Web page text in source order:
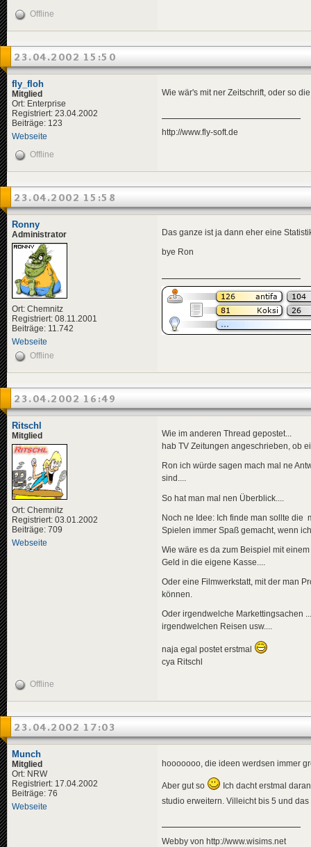
Offline
23.04.2002 15:50
fly_floh
Mitglied
Ort: Enterprise
Registriert: 23.04.2002
Beiträge: 123
Webseite
Wie wär's mit ner Zeitschrift, oder so
http://www.fly-soft.de
Offline
23.04.2002 15:58
Ronny
Administrator
Ort: Chemnitz
Registriert: 08.11.2001
Beiträge: 11.742
Webseite
Das ganze ist ja dann eher eine
bye Ron
Offline
23.04.2002 16:49
Ritschl
Mitglied
Ort: Chemnitz
Registriert: 03.01.2002
Beiträge: 709
Webseite
Wie im anderen Thread gepostet...
hab TV Zeitungen angeschrieben, ob
Ron ich würde sagen mach mal ne
sind....
So hat man mal nen Überblick....
Noch ne Idee: Ich finde man sollte die
Spielen immer Spaß gemacht, wenn
Wie wäre es da zum Beispiel mit
Geld in die eigene Kasse....
Oder eine Filmwerkstatt, mit der man
können.
Oder irgendwelche Markettingsachen
irgendwelchen Reisen usw....
naja egal postet erstmal
cya Ritschl
Offline
23.04.2002 17:03
Munch
Mitglied
Ort: NRW
Registriert: 17.04.2002
Beiträge: 76
Webseite
hooooooo, die ideen werdsen immer
Aber gut so
Ich dacht erstmal
studio erweitern. Villeicht bis 5 und
Webby von http://www.wisims.net